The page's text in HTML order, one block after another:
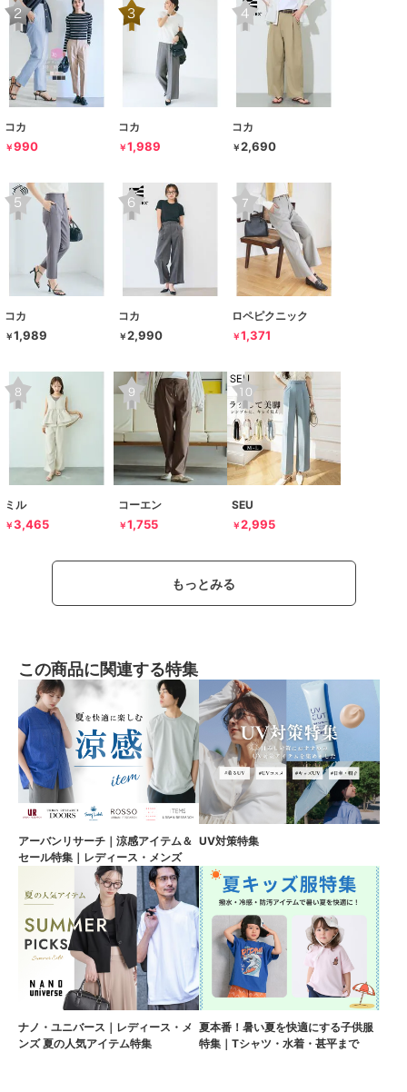
コカ
￥990
コカ
￥1,989
コカ
￥2,690
コカ
￥1,989
コカ
￥2,990
ロペピクニック
￥1,371
ミル
￥3,465
コーエン
￥1,755
SEU
￥2,995
もっとみる
この商品に関連する特集
アーバンリサーチ｜涼感アイテム＆
セール特集｜レディース・メンズ
UV対策特集
ナノ・ユニバース｜レディース・メ
ンズ 夏の人気アイテム特集
夏本番！暑い夏を快適にする子供服
特集｜Tシャツ・水着・甚平まで